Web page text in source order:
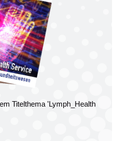
Titel­thema 'Lymph_Health